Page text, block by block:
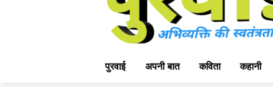
पुरवाई अपनी बात कविता कहानी